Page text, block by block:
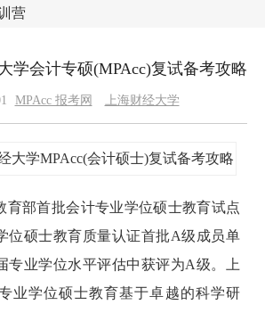
学会计专硕(MPAcc)复试备考攻略
MPAcc 报考网 上海财经大学
育部首批会计专业学位硕士教育试点
位硕士教育质量认证首批A级成员单
专业学位水平评估中获评为A级。上
业学位硕士教育基于卓越的科学研